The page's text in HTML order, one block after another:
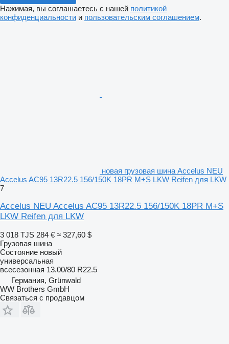
Нажимая, вы соглашаетесь с нашей политикой
конфиденциальности и пользовательским соглашением.
новая грузовая шина Accelus NEU
Accelus AC95 13R22.5 156/150K 18PR M+S LKW Reifen для LKW
7
Accelus NEU Accelus AC95 13R22.5 156/150K 18PR M+S
LKW Reifen для LKW
3 018 TJS 284 € ≈ 327,60 $
Грузовая шина
Состояние новый
универсальная
всесезонная 13.00/80 R22.5
Германия, Grünwald
WW Brothers GmbH
Связаться с продавцом